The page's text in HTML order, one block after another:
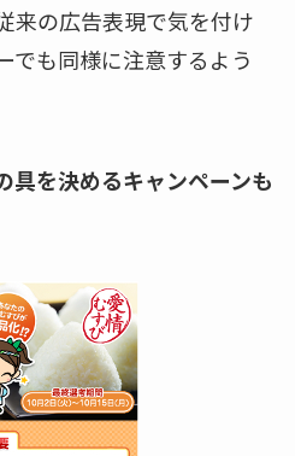
来の広告表現で気を付け
でも同様に注意するよう
具を決めるキャンペーンも